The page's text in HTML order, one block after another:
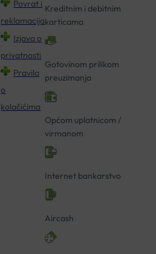
Povrat i
reklamacija
Izjava o
privatnosti
Pravila
o
kolačićima
Kreditnim i debitnim
karticama
Gotovinom prilikom
preuzimanja
Općom uplatnicom /
virmanom
Internet bankarstvo
Aircash